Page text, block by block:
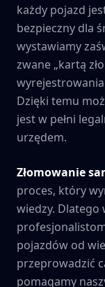
każdy pojazd
bezpieczny dla
wystawiamy
zwane „kartą
Dzięki temu
jest w pełni
urzędem.
Złomowanie
proces, który
wiedzy.
pojazdów od
przeprowadzić
pomagamy